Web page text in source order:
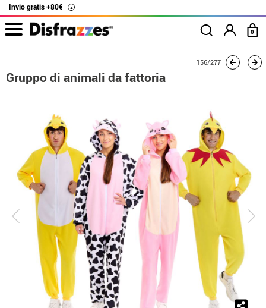
Invio gratis +80€ i
0
Gruppo di animali da fattoria
156/277
Gruppo di animali da fattoria